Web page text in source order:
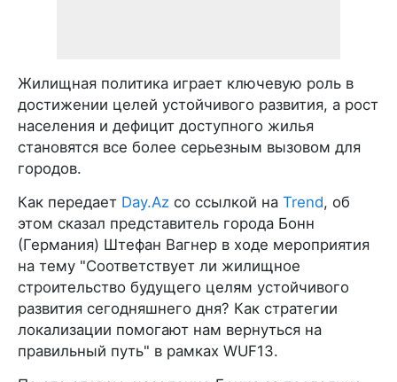
Жилищная политика играет ключевую роль в
достижении целей устойчивого развития, а рост
населения и дефицит доступного жилья
становятся все более серьезным вызовом для
городов.
Как передает Day.Az со ссылкой на Trend, об
этом сказал представитель города Бонн
(Германия) Штефан Вагнер в ходе мероприятия
на тему "Соответствует ли жилищное
строительство будущего целям устойчивого
развития сегодняшнего дня? Как стратегии
локализации помогают нам вернуться на
правильный путь" в рамках WUF13.